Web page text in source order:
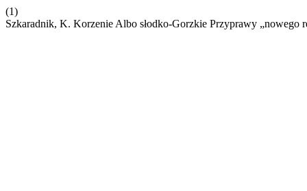
(1)
Szkaradnik, K. Korzenie Albo słodko-Gorzkie Przyprawy „nowego